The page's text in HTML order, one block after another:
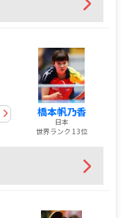
橋本帆乃香
日本
世界ランク 13位